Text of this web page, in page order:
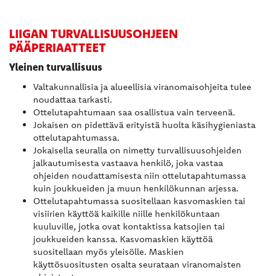
LIIGAN TURVALLISUUSOHJEEN
PÄÄPERIAATTEET
Yleinen turvallisuus
Valtakunnallisia ja alueellisia viranomaisohjeita tulee
noudattaa tarkasti.
Ottelutapahtumaan saa osallistua vain terveenä.
Jokaisen on pidettävä erityistä huolta käsihygieniasta
ottelutapahtumassa.
Jokaisella seuralla on nimetty turvallisuusohjeiden
jalkautumisesta vastaava henkilö, joka vastaa
ohjeiden noudattamisesta niin ottelutapahtumassa
kuin joukkueiden ja muun henkilökunnan arjessa.
Ottelutapahtumassa suositellaan kasvomaskien tai
visiirien käyttöä kaikille niille henkilökuntaan
kuuluville, jotka ovat kontaktissa katsojien tai
joukkueiden kanssa. Kasvomaskien käyttöä
suositellaan myös yleisölle. Maskien
käyttösuositusten osalta seurataan viranomaisten